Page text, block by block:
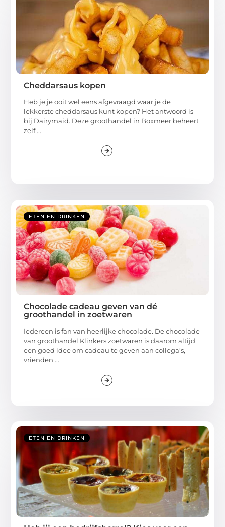
Cheddarsaus kopen
Heb je je ooit wel eens afgevraagd waar je de
lekkerste cheddarsaus kunt kopen? Het antwoord is
bij Dairymaid. Deze groothandel in Boxmeer beheert
zelf ...
ETEN EN DRINKEN
Chocolade cadeau geven van dé
groothandel in zoetwaren
Iedereen is fan van heerlijke chocolade. De chocolade
van groothandel Klinkers zoetwaren is daarom altijd
een goed idee om cadeau te geven aan collega’s,
vrienden ...
ETEN EN DRINKEN